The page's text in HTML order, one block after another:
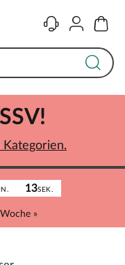
KontaktKonto
13SEK.
»
Kategorien.